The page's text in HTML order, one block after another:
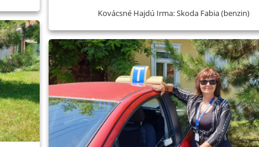
Kovácsné Hajdú Irma: Skoda Fabia (benzin)